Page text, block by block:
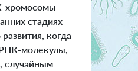
хромосомы
стадиях
когда
молекулы,
случайным